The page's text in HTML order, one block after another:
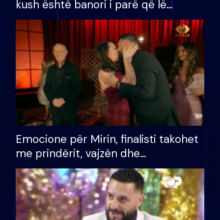
kush është banori i parë që lë
shtëpinë dhe humb mundësinë për
të fituar çmimin e madh
Emocione për Mirin, finalisti takohet
me prindërit, vajzën dhe
bashkëshorten: S’kemi ndonjë letër
divorci apo jo?